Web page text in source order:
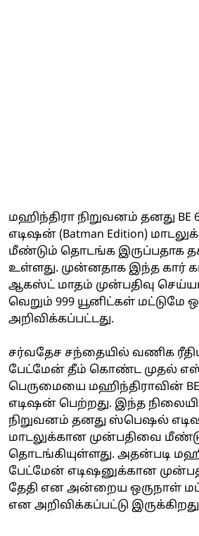
மஹிந்திரா நிறுவனம் தனது BE
எடிஷன் (Batman Edition)
மீண்டும் தொடங்க இருப்பதாக
உள்ளது. முன்னதாக இந்த கார்
ஆகஸ்ட் மாதம் முன்பதிவு
வெறும் 999 யூனிட்கள் மட்டுமே
அறிவிக்கப்பட்டது.
சர்வதேச சந்தையில் வணிக
பேட்மேன் தீம் கொண்ட முதல்
பெருமையை மஹிந்திராவின்
எடிஷன் பெற்றது. இந்த
நிறுவனம் தனது ஸ்பெஷல்
மாடலுக்கான முன்பதிவை
தொடங்கியுள்ளது. அதன்படி
பேட்மேன் எடிஷனுக்கான
தேதி என அன்றைய ஒருநாள்
என அறிவிக்கப்பட்டு